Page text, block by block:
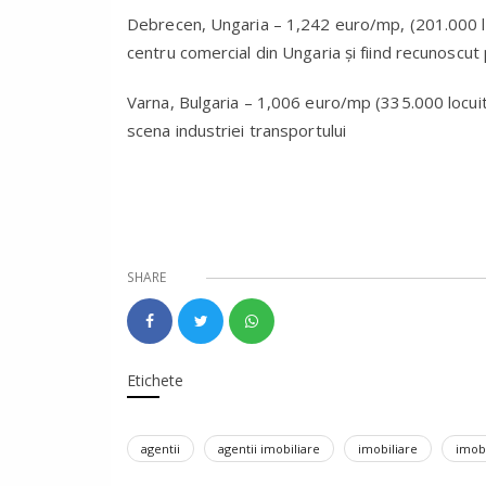
Debrecen, Ungaria – 1,242 euro/mp,
centru comercial din Ungaria și fiind
Varna, Bulgaria – 1,006 euro/mp (335.000
scena industriei transportului
SHARE
Etichete
agentii agentii imobiliare imobiliare